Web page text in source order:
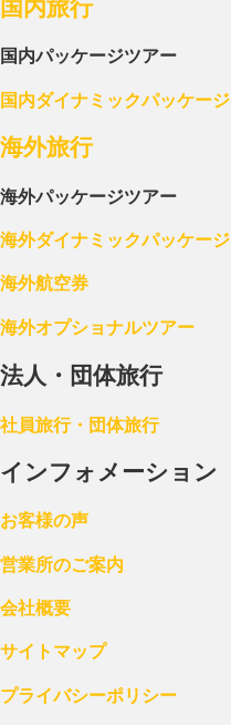
国内旅行
国内パッケージツアー
国内ダイナミックパッケージ
海外旅行
海外パッケージツアー
海外ダイナミックパッケージ
海外航空券
海外オプショナルツアー
法人・団体旅行
社員旅行・団体旅行
インフォメーション
お客様の声
営業所のご案内
会社概要
サイトマップ
プライバシーポリシー